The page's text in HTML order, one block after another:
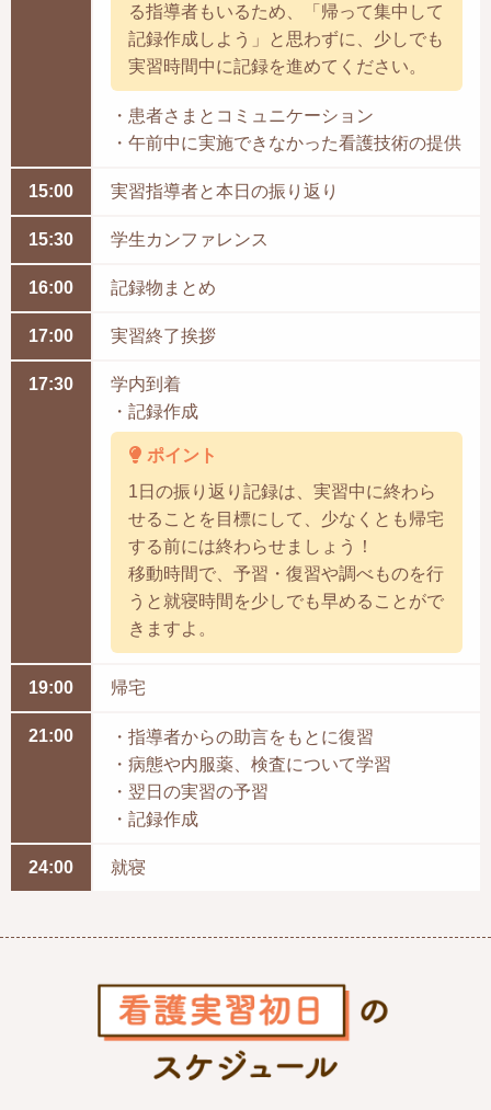
る指導者もいるため、「帰って集中して
記録作成しよう」と思わずに、少しでも
実習時間中に記録を進めてください。
・患者さまとコミュニケーション
・午前中に実施できなかった看護技術の提供
15:00 実習指導者と本日の振り返り
15:30 学生カンファレンス
16:00 記録物まとめ
17:00 実習終了挨拶
17:30
学内到着
・記録作成
ポイント
1日の振り返り記録は、実習中に終わら
せることを目標にして、少なくとも帰宅
する前には終わらせましょう！
移動時間で、予習・復習や調べものを行
うと就寝時間を少しでも早めることがで
きますよ。
19:00 帰宅
21:00
・指導者からの助言をもとに復習
・病態や内服薬、検査について学習
・翌日の実習の予習
・記録作成
24:00 就寝